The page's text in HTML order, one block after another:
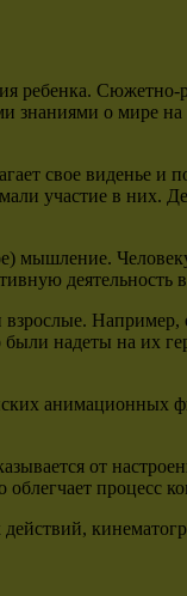
ребенка. Сюжетно-
знаниями о мире
свое виденье и
участие в них.
мышление.
деятельность
надеты на их
анимационных
от
облегчает процесс